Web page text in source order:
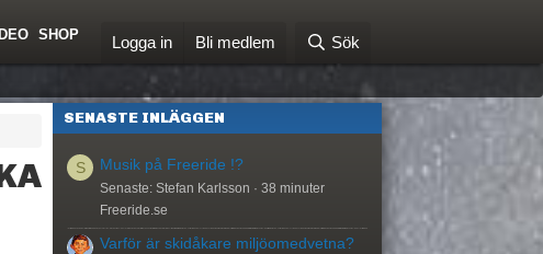
SHOP Logga in Bli medlem Sök
SENASTE INLÄGGEN
S Musik på Freeride !?
Senaste: Stefan Karlsson
38 minuter
Freeride.se
Varför är skidåkare miljöomedvetna?